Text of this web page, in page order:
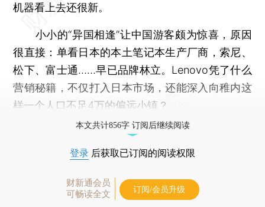
机器看上去还很新。
小小的“异国相逢”让中国游客颇为惊喜，原因
很直接：单看日本的本土笔记本生产厂商，索尼、
松下、富士通……早已品牌林立。Lenovo凭了什么
营销秘籍，不仅打入日本市场，还能深入向稚内这
样一个人口不足4万的偏远小镇？
本文共计856字 订阅后继续阅读
登录 后获取已订阅的阅读权限
财新通会员
可畅读全文
订阅/会员升级